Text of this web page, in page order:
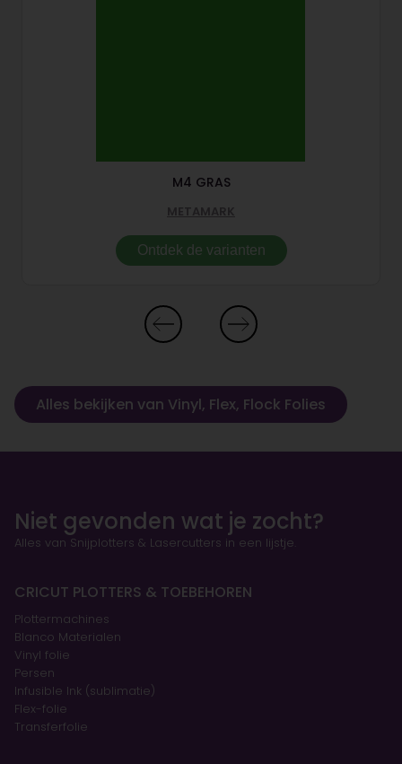
M4 GRAS
METAMARK
Ontdek de varianten
Alles bekijken van Vinyl, Flex, Flock Folies
Niet gevonden wat je zocht?
Alles van Snijplotters & Lasercutters in een lijstje.
CRICUT PLOTTERS & TOEBEHOREN
Plottermachines
Blanco Materialen
Vinyl folie
Persen
Infusible Ink (sublimatie)
Flex-folie
Transferfolie